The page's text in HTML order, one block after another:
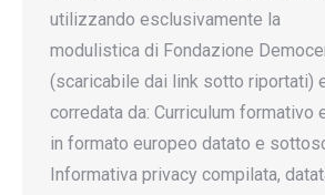
utilizzando esclusivamente la
modulistica di Fondazione
(scaricabile dai link sotto riportati)
corredata da: Curriculum formativo
in formato europeo datato e
Informativa privacy compilata,